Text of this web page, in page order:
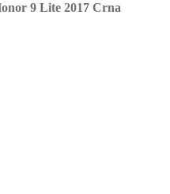
9 Lite 2017 Crna